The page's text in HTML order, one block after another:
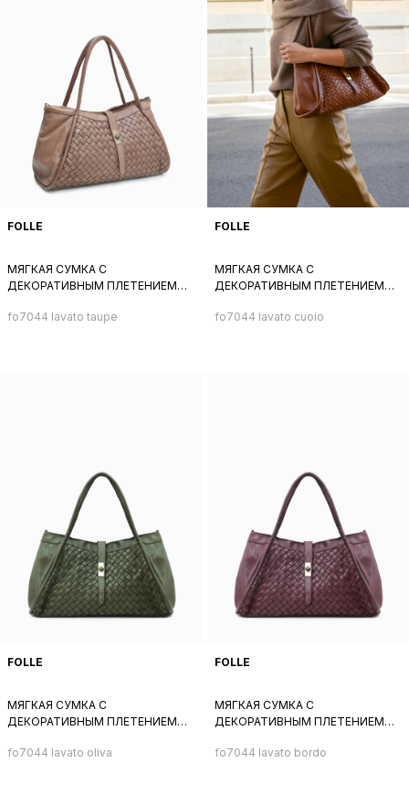
FOLLE
МЯГКАЯ СУМКА С
ДЕКОРАТИВНЫМ ПЛЕТЕНИЕМ
НАТУРАЛЬНОЙ ВИНТАЖНОЙ
fo7044 lavato taupe
FOLLE
МЯГКАЯ СУМКА С
ДЕКОРАТИВНЫМ ПЛЕТЕНИЕМ
НАТУРАЛЬНОЙ ВИНТАЖНОЙ
fo7044 lavato cuoio
FOLLE
МЯГКАЯ СУМКА С
ДЕКОРАТИВНЫМ ПЛЕТЕНИЕМ
НАТУРАЛЬНОЙ ВИНТАЖНОЙ
fo7044 lavato oliva
FOLLE
МЯГКАЯ СУМКА С
ДЕКОРАТИВНЫМ ПЛЕТЕНИЕМ
НАТУРАЛЬНОЙ ВИНТАЖНОЙ
fo7044 lavato bordo